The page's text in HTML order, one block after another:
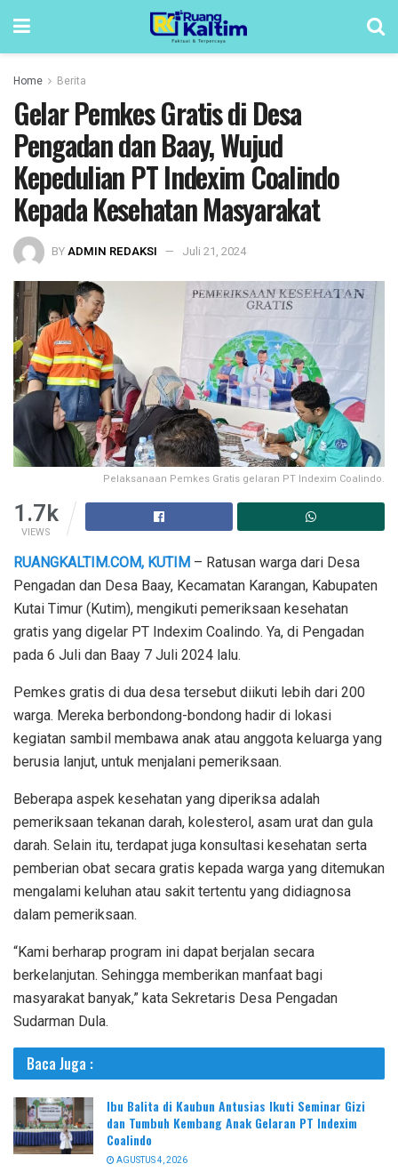
Home Berita
Gelar Pemkes Gratis di Desa
Pengadan dan Baay, Wujud
Kepedulian PT Indexim Coalindo
Kepada Kesehatan Masyarakat
BYADMIN REDAKSI Juli 21, 2024
Pelaksanaan Pemkes Gratis gelaran PT Indexim Coalindo.
1.7k
VIEWS
RUANGKALTIM.COM, KUTIM – Ratusan warga dari Desa
Pengadan dan Desa Baay, Kecamatan Karangan, Kabupaten
Kutai Timur (Kutim), mengikuti pemeriksaan kesehatan
gratis yang digelar PT Indexim Coalindo. Ya, di Pengadan
pada 6 Juli dan Baay 7 Juli 2024 lalu.
Pemkes gratis di dua desa tersebut diikuti lebih dari 200
warga. Mereka berbondong-bondong hadir di lokasi
kegiatan sambil membawa anak atau anggota keluarga yang
berusia lanjut, untuk menjalani pemeriksaan.
Beberapa aspek kesehatan yang diperiksa adalah
pemeriksaan tekanan darah, kolesterol, asam urat dan gula
darah. Selain itu, terdapat juga konsultasi kesehatan serta
pemberian obat secara gratis kepada warga yang ditemukan
mengalami keluhan atau sakit tertentu yang didiagnosa
dalam pemeriksaan.
“Kami berharap program ini dapat berjalan secara
berkelanjutan. Sehingga memberikan manfaat bagi
masyarakat banyak,” kata Sekretaris Desa Pengadan
Sudarman Dula.
Baca Juga :
Ibu Balita di Kaubun Antusias Ikuti Seminar Gizi
dan Tumbuh Kembang Anak Gelaran PT Indexim
Coalindo
AGUSTUS 4, 2026